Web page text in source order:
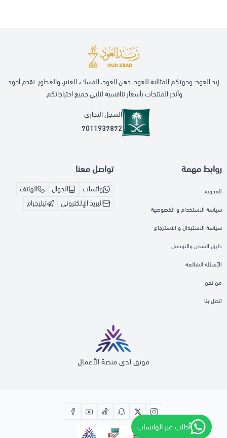
زبد العود: وجهتكم المثالية للعود، دهن العود، المسك، العنبر، والعطور. نقدم أجود
وأندر المنتجات بأسعار تنافسية لنلبي جميع احتياجاتكم.
السجل التجاري
7011937872
روابط مهمة
المدونة
سياسة الاستخدام و الخصوصية
سياسة الاستبدال و الاسترجاع
طرق الشحن والتوصيل
الأسئلة الشائعة
من نحن
اتصل بنا
تواصل معنا
واتساب الجوال
الهاتف
البريد الإلكتروني
تيليجرام
موثق لدى منصة الأعمال
أطلب عبر الواتساب